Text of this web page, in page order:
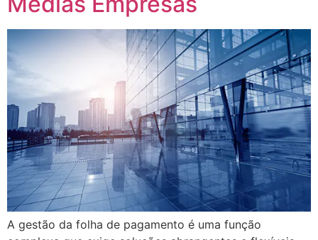
A gestão da folha de pagamento é uma função